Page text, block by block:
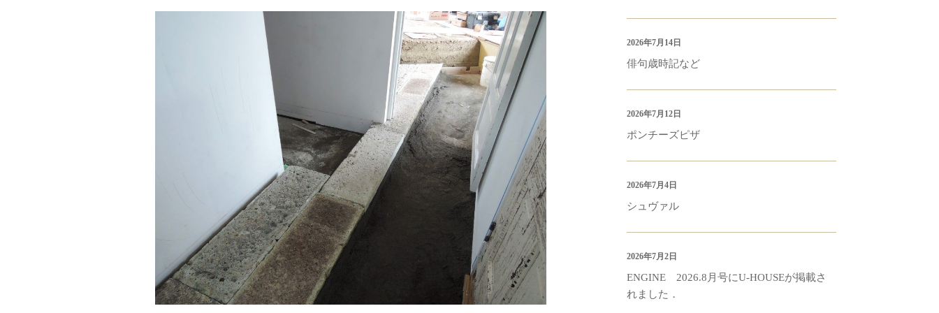
俳句歳時記など
2026年7月14日
ポンチーズピザ
2026年7月12日
シュヴァル
2026年7月4日
ENGINE 2026.8月号にU-HOUSEが掲載さ
れました．
2026年7月2日